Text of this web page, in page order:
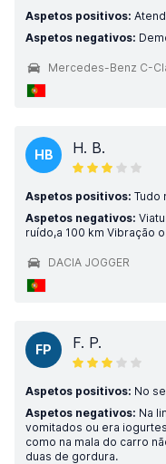
Aspetos positivos:
Aspetos negativos:
Mercedes-Benz C-
HB H. B.
Aspetos positivos: Tudo
Aspetos negativos:
ruído,a 100 km Vibração
DACIA JOGGER
FP F. P.
Aspetos positivos: No
Aspetos negativos: Na
vomitados ou era
como na mala do carro
duas de gordura.